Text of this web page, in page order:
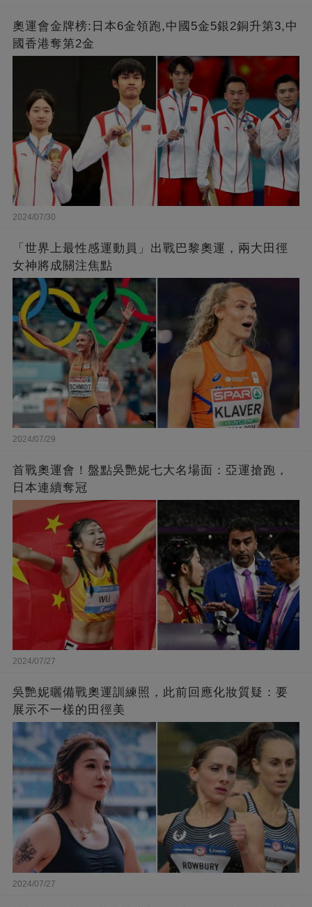
奧運會金牌榜:日本6金領跑,中國5金5銀2銅升第3,中
國香港奪第2金
2024/07/30
「世界上最性感運動員」出戰巴黎奧運，兩大田徑
女神將成關注焦點
2024/07/29
首戰奧運會！盤點吳艷妮七大名場面：亞運搶跑，
日本連續奪冠
2024/07/27
吳艷妮曬備戰奧運訓練照，此前回應化妝質疑：要
展示不一樣的田徑美
2024/07/27